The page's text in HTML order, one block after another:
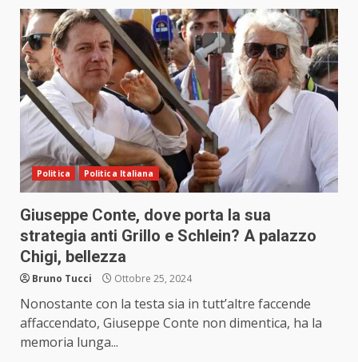
Politica Politica Italiana
Giuseppe Conte, dove porta la sua
strategia anti Grillo e Schlein? A palazzo
Chigi, bellezza
Bruno Tucci Ottobre 25, 2024
Nonostante con la testa sia in tutt’altre faccende
affaccendato, Giuseppe Conte non dimentica, ha la
memoria lunga...